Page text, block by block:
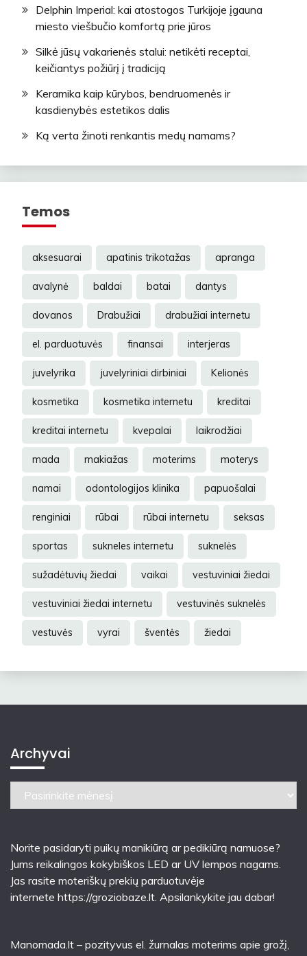
Delphin Imperial: kai atostogos Turkijoje įgauna
miesto viešbučio komfortą prie jūros
Silkė jūsų vakarienės stalui: netikėti receptai,
keičiantys požiūrį į tradiciją
Keramika kaip kūrybos, bendruomenės ir
kasdienybės estetikos dalis
Ką verta žinoti renkantis medų namams?
Temos
aksesuarai apatinis trikotažas apranga
avalynė baldai batai dantys
dovanos Drabužiai drabužiai internetu
el. parduotuvės finansai interjeras
juvelyrika juvelyriniai dirbiniai Kelionės
kosmetika kosmetika internetu kreditai
kreditai internetu kvepalai laikrodžiai
mada makiažas moterims moterys
namai odontologijos klinika papuošalai
renginiai rūbai rūbai internetu seksas
sportas sukneles internetu suknelės
sužadėtuvių žiedai vaikai vestuviniai žiedai
vestuviniai žiedai internetu vestuvinės suknelės
vestuvės vyrai šventės žiedai
Archyvai
Archyvai
Norite pasidaryti puikų manikiūrą ar pedikiūrą namuose?
Jums reikalingos kokybiškos LED ar UV lempos nagams.
Jas rasite moteriškų prekių parduotuvėje
internete https://groziobaze.lt. Apsilankykite jau dabar!
Manomada.lt – pozityvus el. žurnalas moterims apie grožį,